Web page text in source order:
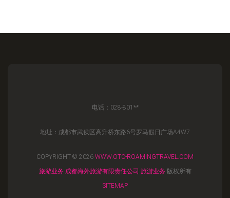
电话：028-801**
地址：成都市武侯区高升桥东路6号罗马假日广场A4W7
COPYRIGHT © 2026 WWW.OTC-ROAMINGTRAVEL.COM
旅游业务 成都海外旅游有限责任公司 旅游业务 版权所有
SITEMAP